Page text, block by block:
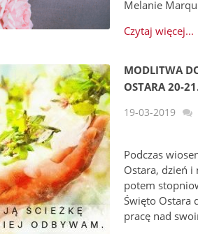
Melanie
Czytaj więcej...
MODLITWA
OSTARA 20-
19-03-2019
Podczas
Ostara, dzień i
potem
Święto Ostara
pracę nad